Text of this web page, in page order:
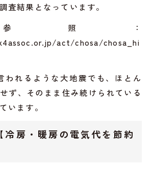
査結果となっています。
照：
act/chosa/chosa_hi
われるような大地震でも、ほとん
ず、そのまま住み続けられている
います。
冷房・暖房の電気代を節約